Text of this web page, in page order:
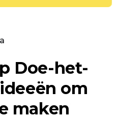
Doe-het-
om
maken